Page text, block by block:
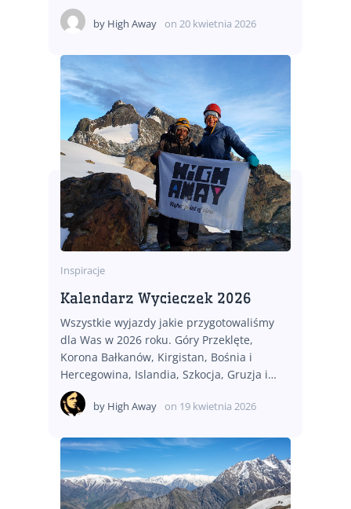
by High Away on 20 kwietnia 2026
Inspiracje
Kalendarz Wycieczek 2026
Wszystkie wyjazdy jakie przygotowaliśmy
dla Was w 2026 roku. Góry Przeklęte,
Korona Bałkanów, Kirgistan, Bośnia i
Hercegowina, Islandia, Szkocja, Gruzja i…
by High Away on 19 kwietnia 2026